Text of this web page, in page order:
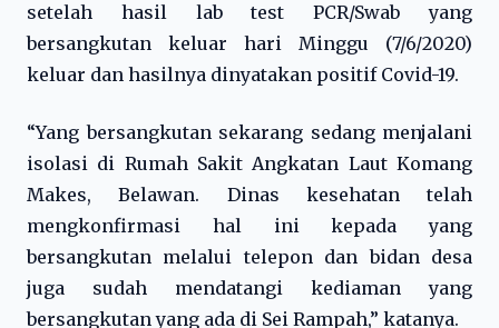
setelah hasil lab test PCR/Swab yang
bersangkutan keluar hari Minggu (7/6/2020)
keluar dan hasilnya dinyatakan positif Covid-19.
“Yang bersangkutan sekarang sedang menjalani
isolasi di Rumah Sakit Angkatan Laut Komang
Makes, Belawan. Dinas kesehatan telah
mengkonfirmasi hal ini kepada yang
bersangkutan melalui telepon dan bidan desa
juga sudah mendatangi kediaman yang
bersangkutan yang ada di Sei Rampah,” katanya.